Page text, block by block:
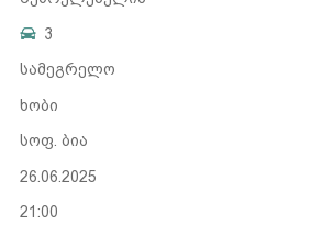
3
სამეგრელო
ხობი
სოფ. ბია
26.06.2025
21:00